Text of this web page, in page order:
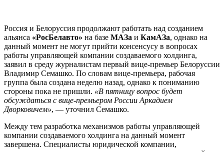
Россия и Белоруссия продолжают работать над созданием
альянса «РосБелавто» на базе МАЗа и КамАЗа, однако на
данный момент не могут прийти консенсусу в вопросах
работы управляющей компании создаваемого холдинга,
заявил в среду журналистам первый вице-премьер Белоруссии
Владимир Семашко. По словам вице-премьера, рабочая
группа была создана неделю назад, однако к пониманию
стороны пока не пришли. «В пятницу вопрос будет
обсуждаться с вице-премьером России Аркадием
Дворковичем», — уточнил Семашко.
Между тем разработка механизмов работы управляющей
компании создаваемого холдинга на данный момент
завершена. Специалисты юридической компании,